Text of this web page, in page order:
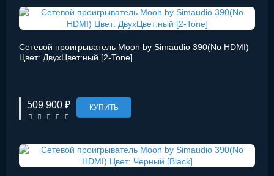
Сетевой проигрыватель Moon by Simaudio 390(No HDMI)
Цвет: ДвухЦвет:ный [2-Tone]
509 900 ₽ КУПИТЬ